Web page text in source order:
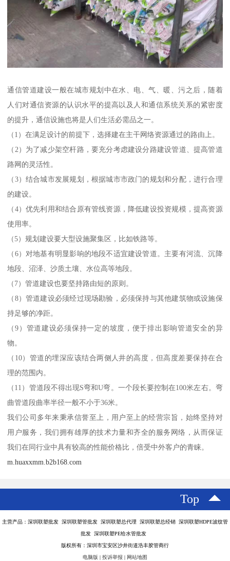
通信管道建设一般在城市规划中在水、电、气、暖、污之后，随着
人们对通信资源的认识水平的提高以及人和通信系统关系的紧密度
的提升，通信设施也将是人们生活必需品之一。
（1）在满足设计的前提下，选择建在主干网络资源通过的路由上。
（2）为了减少架空杆路，要充分考虑建设分路建设管道、提高管道
路网的灵活性。
（3）结合城市发展规划，根据城市市政门的规划和分配，进行合理
的建设。
（4）优先利用和结合原有管线资源，降低建设投资规模，提高资源
使用率。
（5）规划建设要大型设施聚集区，比如铁路等。
（6）对地基有明显影响的地段不适宜建设管道。主要有河流、沉降
地段、沼泽、沙质土壤、水位高等地段。
（7）管道建设也要坚持路由短的原则。
（8）管道建设必须经过现场勘验，必须保持与其他建筑物或设施保
持足够的净距。
（9）管道建设必须保持一定的坡度，便于排出影响管道安全的异
物。
（10）管道的埋深应该结合两侧人井的高度，但高度差要保持在合
理的范围内。
（11）管道段不得出现S弯和U弯。一个段长要控制在100米左右。弯
曲管道段曲率半径一般不小于36米。
我们公司多年来秉承信誉至上，用户至上的经营宗旨，始终坚持对
用户服务，我们拥有雄厚的技术力量和齐全的服务网络，从而保证
我们在同行业中具有较高的性能价格比，倍受中外客户的青睐。
m.huaxxmm.b2b168.com
Top
主营产品：深圳联塑批发 深圳联塑管批发 深圳联塑总代理 深圳联塑总经销 深圳联塑HDPE波纹管
批发 深圳联塑PE给水管批发
版权所有：深圳市宝安区沙井街道浩丰胶管商行
电脑版 | 投诉举报 | 网站地图